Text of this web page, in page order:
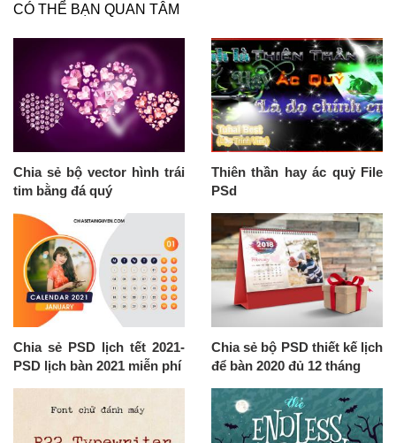
CÓ THỂ BẠN QUAN TÂM
Chia sẻ bộ vector hình trái
tim bằng đá quý
Thiên thần hay ác quỷ File
PSd
Chia sẻ PSD lịch tết 2021-
PSD lịch bàn 2021 miễn phí
Chia sẻ bộ PSD thiết kế lịch
để bàn 2020 đủ 12 tháng